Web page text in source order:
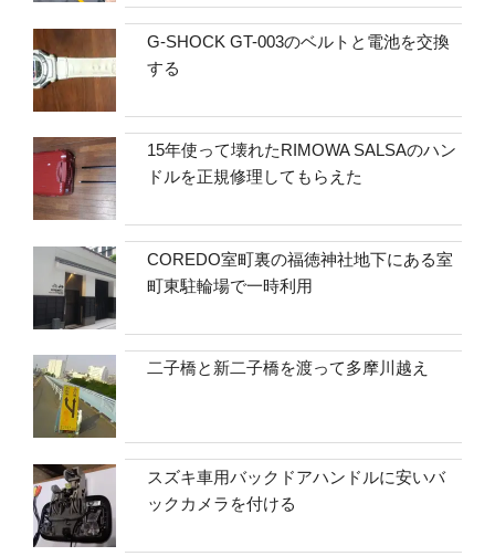
G-SHOCK GT-003のベルトと電池を交換
する
15年使って壊れたRIMOWA SALSAのハン
ドルを正規修理してもらえた
COREDO室町裏の福徳神社地下にある室
町東駐輪場で一時利用
二子橋と新二子橋を渡って多摩川越え
スズキ車用バックドアハンドルに安いバ
ックカメラを付ける